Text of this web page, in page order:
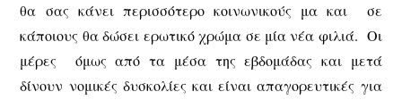
θα σας κάνει περισσότερο κοινωνικούς μα και σε
κάποιους θα δώσει ερωτικό χρώμα σε μία νέα φιλιά. Οι
μέρες όμως από τα μέσα της εβδομάδας και μετά
δίνουν νομικές δυσκολίες και είναι απαγορευτικές για